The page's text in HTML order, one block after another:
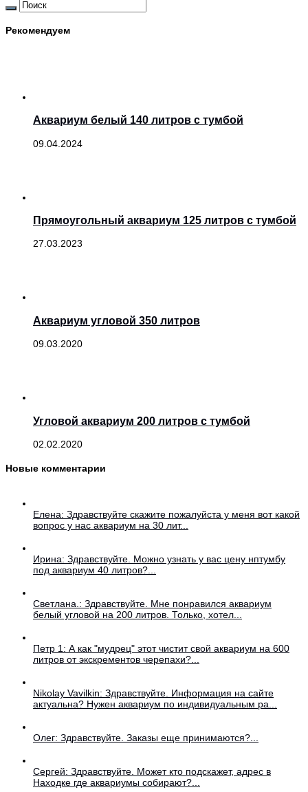
Рекомендуем
Аквариум белый 140 литров с тумбой
09.04.2024
Прямоугольный аквариум 125 литров с тумбой
27.03.2023
Аквариум угловой 350 литров
09.03.2020
Угловой аквариум 200 литров с тумбой
02.02.2020
Новые комментарии
Елена: Здравствуйте скажите пожалуйста у меня вот какой
вопрос у нас аквариум на 30 лит...
Ирина: Здравствуйте. Можно узнать у вас цену нптумбу
под аквариум 40 литров?...
Светлана.: Здравствуйте. Мне понравился аквариум
белый угловой на 200 литров. Только, хотел...
Петр 1: А как "мудрец" этот чистит свой аквариум на 600
литров от экскрементов черепахи?...
Nikolay Vavilkin: Здравствуйте. Информация на сайте
актуальна? Нужен аквариум по индивидуальным ра...
Олег: Здравствуйте. Заказы еще принимаются?...
Сергей: Здравствуйте. Может кто подскажет, адрес в
Находке где аквариумы собирают?...